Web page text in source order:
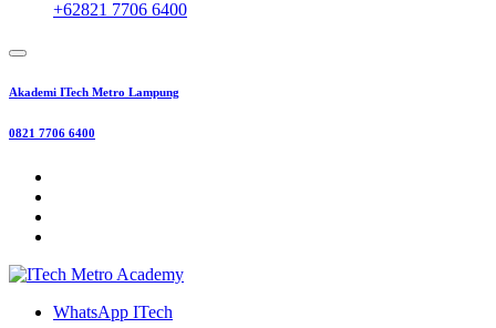
+62821 7706 6400
Akademi ITech Metro Lampung
0821 7706 6400
WhatsApp ITech